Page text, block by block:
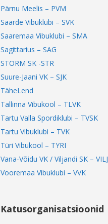
Pärnu Meelis – PVM
Saarde Vibuklubi – SVK
Saaremaa Vibuklubi – SMA
Sagittarius – SAG
STORM SK -STR
Suure-Jaani VK – SJK
TäheLend
Tallinna Vibukool – TLVK
Tartu Valla Spordiklubi – TVSK
Tartu Vibuklubi – TVK
Türi Vibukool – TYRI
Vana-Võidu VK / Viljandi SK – VILJ
Vooremaa Vibuklubi – VVK
Katusorganisatsioonid